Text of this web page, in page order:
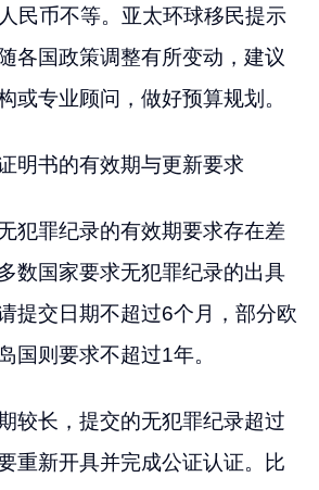
民币不等。亚太环球移民提示
各国政策调整有所变动，建议
或专业顾问，做好预算规划。
明书的有效期与更新要求
犯罪纪录的有效期要求存在差
数国家要求无犯罪纪录的出具
提交日期不超过6个月，部分欧
国则要求不超过1年。
较长，提交的无犯罪纪录超过
重新开具并完成公证认证。比